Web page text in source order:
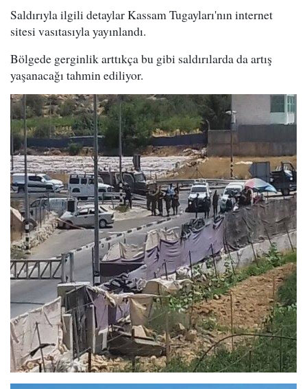
Saldırıyla ilgili detaylar Kassam Tugayları'nın internet
sitesi vasıtasıyla yayınlandı.
Bölgede gerginlik arttıkça bu gibi saldırılarda da artış
yaşanacağı tahmin ediliyor.